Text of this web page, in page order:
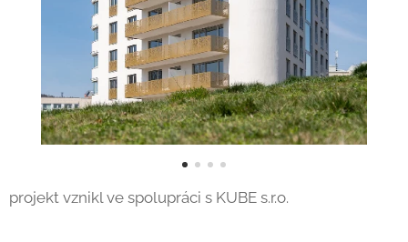
projekt vznikl ve spolupráci s KUBE s.r.o.